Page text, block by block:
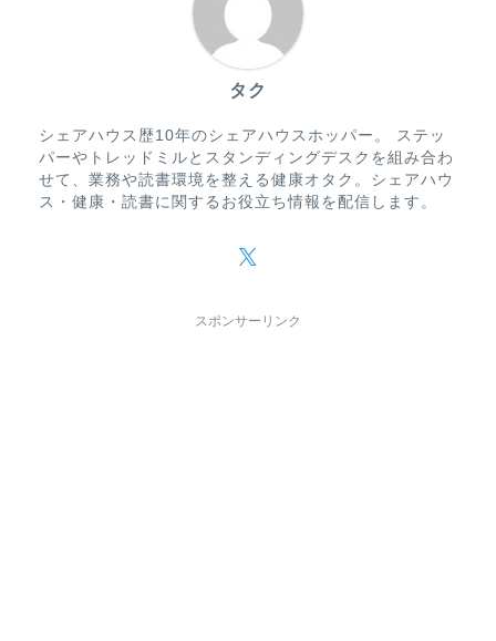
タク
シェアハウス歴10年のシェアハウスホッパー。 ステッ
パーやトレッドミルとスタンディングデスクを組み合わ
せて、業務や読書環境を整える健康オタク。シェアハウ
ス・健康・読書に関するお役立ち情報を配信します。
スポンサーリンク